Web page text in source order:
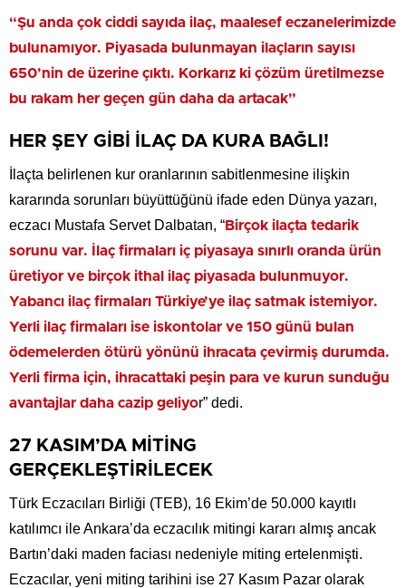
“Şu anda çok ciddi sayıda ilaç, maalesef eczanelerimizde
bulunamıyor. Piyasada bulunmayan ilaçların sayısı
650’nin de üzerine çıktı. Korkarız ki çözüm üretilmezse
bu rakam her geçen gün daha da artacak”
HER ŞEY GİBİ İLAÇ DA KURA BAĞLI!
İlaçta belirlenen kur oranlarının sabitlenmesine ilişkin
kararında sorunları büyüttüğünü ifade eden Dünya yazarı,
eczacı Mustafa Servet Dalbatan, “Birçok ilaçta tedarik
sorunu var. İlaç firmaları iç piyasaya sınırlı oranda ürün
üretiyor ve birçok ithal ilaç piyasada bulunmuyor.
Yabancı ilaç firmaları Türkiye’ye ilaç satmak istemiyor.
Yerli ilaç firmaları ise iskontolar ve 150 günü bulan
ödemelerden ötürü yönünü ihracata çevirmiş durumda.
Yerli firma için, ihracattaki peşin para ve kurun sunduğu
avantajlar daha cazip geliyor” dedi.
27 KASIM’DA MİTİNG
GERÇEKLEŞTİRİLECEK
Türk Eczacıları Birliği (TEB), 16 Ekim’de 50.000 kayıtlı
katılımcı ile Ankara’da eczacılık mitingi kararı almış ancak
Bartın’daki maden faciası nedeniyle miting ertelenmişti.
Eczacılar, yeni miting tarihini ise 27 Kasım Pazar olarak